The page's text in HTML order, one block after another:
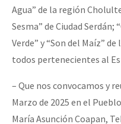
Agua” de la región
Sesma” de Ciudad
Verde” y “Son del Maíz”
todos pertenecientes al
– Que nos convocamos y
Marzo de 2025 en el
María Asunción Coapan,